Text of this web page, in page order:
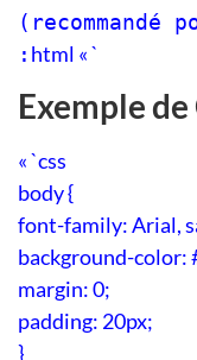
: html « `
Exemple de
« `css
body {
font-family: Arial,
background-color:
margin: 0;
padding: 20px;
}